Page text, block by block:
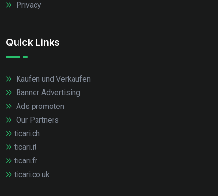
Privacy
Quick Links
Kaufen und Verkaufen
Banner Advertising
Ads promoten
Our Partners
ticari.ch
ticari.it
ticari.fr
ticari.co.uk